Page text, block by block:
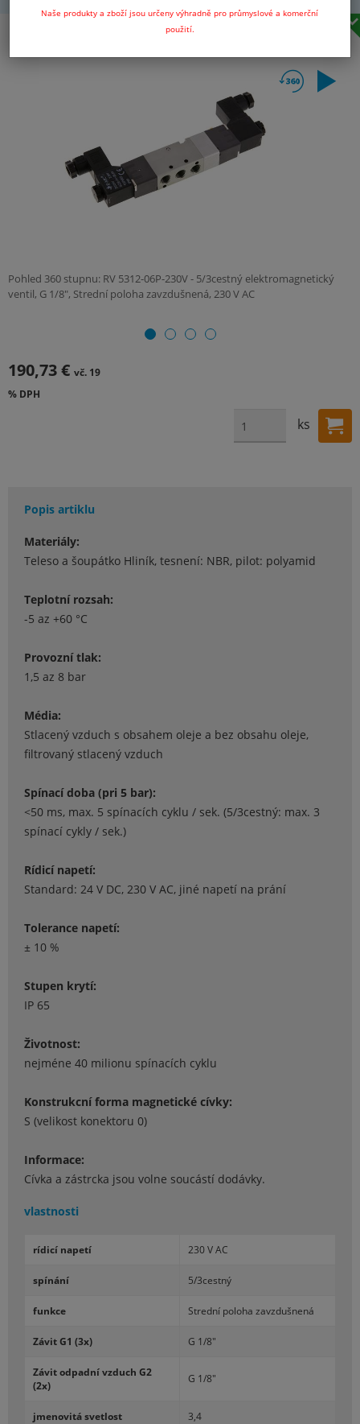
Naše produkty a zboží jsou určeny výhradně pro průmyslové a komerční
použití.
Pohled 360 stupnu: RV 5312-06P-230V - 5/3cestný elektromagnetický
ventil, G 1/8", Strední poloha zavzdušnená, 230 V AC
190,73 € vč. 19
% DPH
ks
Popis artiklu
Materiály:
Teleso a šoupátko Hliník, tesnení: NBR, pilot: polyamid
Teplotní rozsah:
-5 az +60 °C
Provozní tlak:
1,5 az 8 bar
Média:
Stlacený vzduch s obsahem oleje a bez obsahu oleje,
filtrovaný stlacený vzduch
Spínací doba (pri 5 bar):
<50 ms, max. 5 spínacích cyklu / sek. (5/3cestný: max. 3
spínací cykly / sek.)
Rídicí napetí:
Standard: 24 V DC, 230 V AC, jiné napetí na prání
Tolerance napetí:
± 10 %
Stupen krytí:
IP 65
Životnost:
nejméne 40 milionu spínacích cyklu
Konstrukcní forma magnetické cívky:
S (velikost konektoru 0)
Informace:
Cívka a zástrcka jsou volne soucástí dodávky.
vlastnosti
rí­dicí na­petí 230 V AC
spí­nání 5/3cestný
funkce Strední po­loha za­vzduš­nená
Závit G1 (3x) G 1/8"
Závit od­padní vzduch G2
(2x)
G 1/8"
jme­no­vitá svet­lost 3,4